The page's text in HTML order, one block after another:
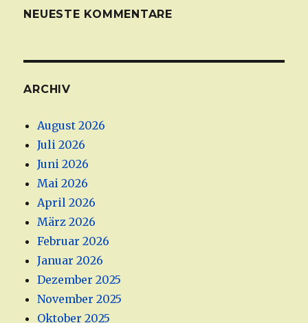
NEUESTE KOMMENTARE
ARCHIV
August 2026
Juli 2026
Juni 2026
Mai 2026
April 2026
März 2026
Februar 2026
Januar 2026
Dezember 2025
November 2025
Oktober 2025